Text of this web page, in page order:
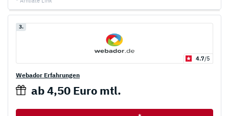
3.
4.7/5
Webador Erfahrungen
ab 4,50 Euro mtl.